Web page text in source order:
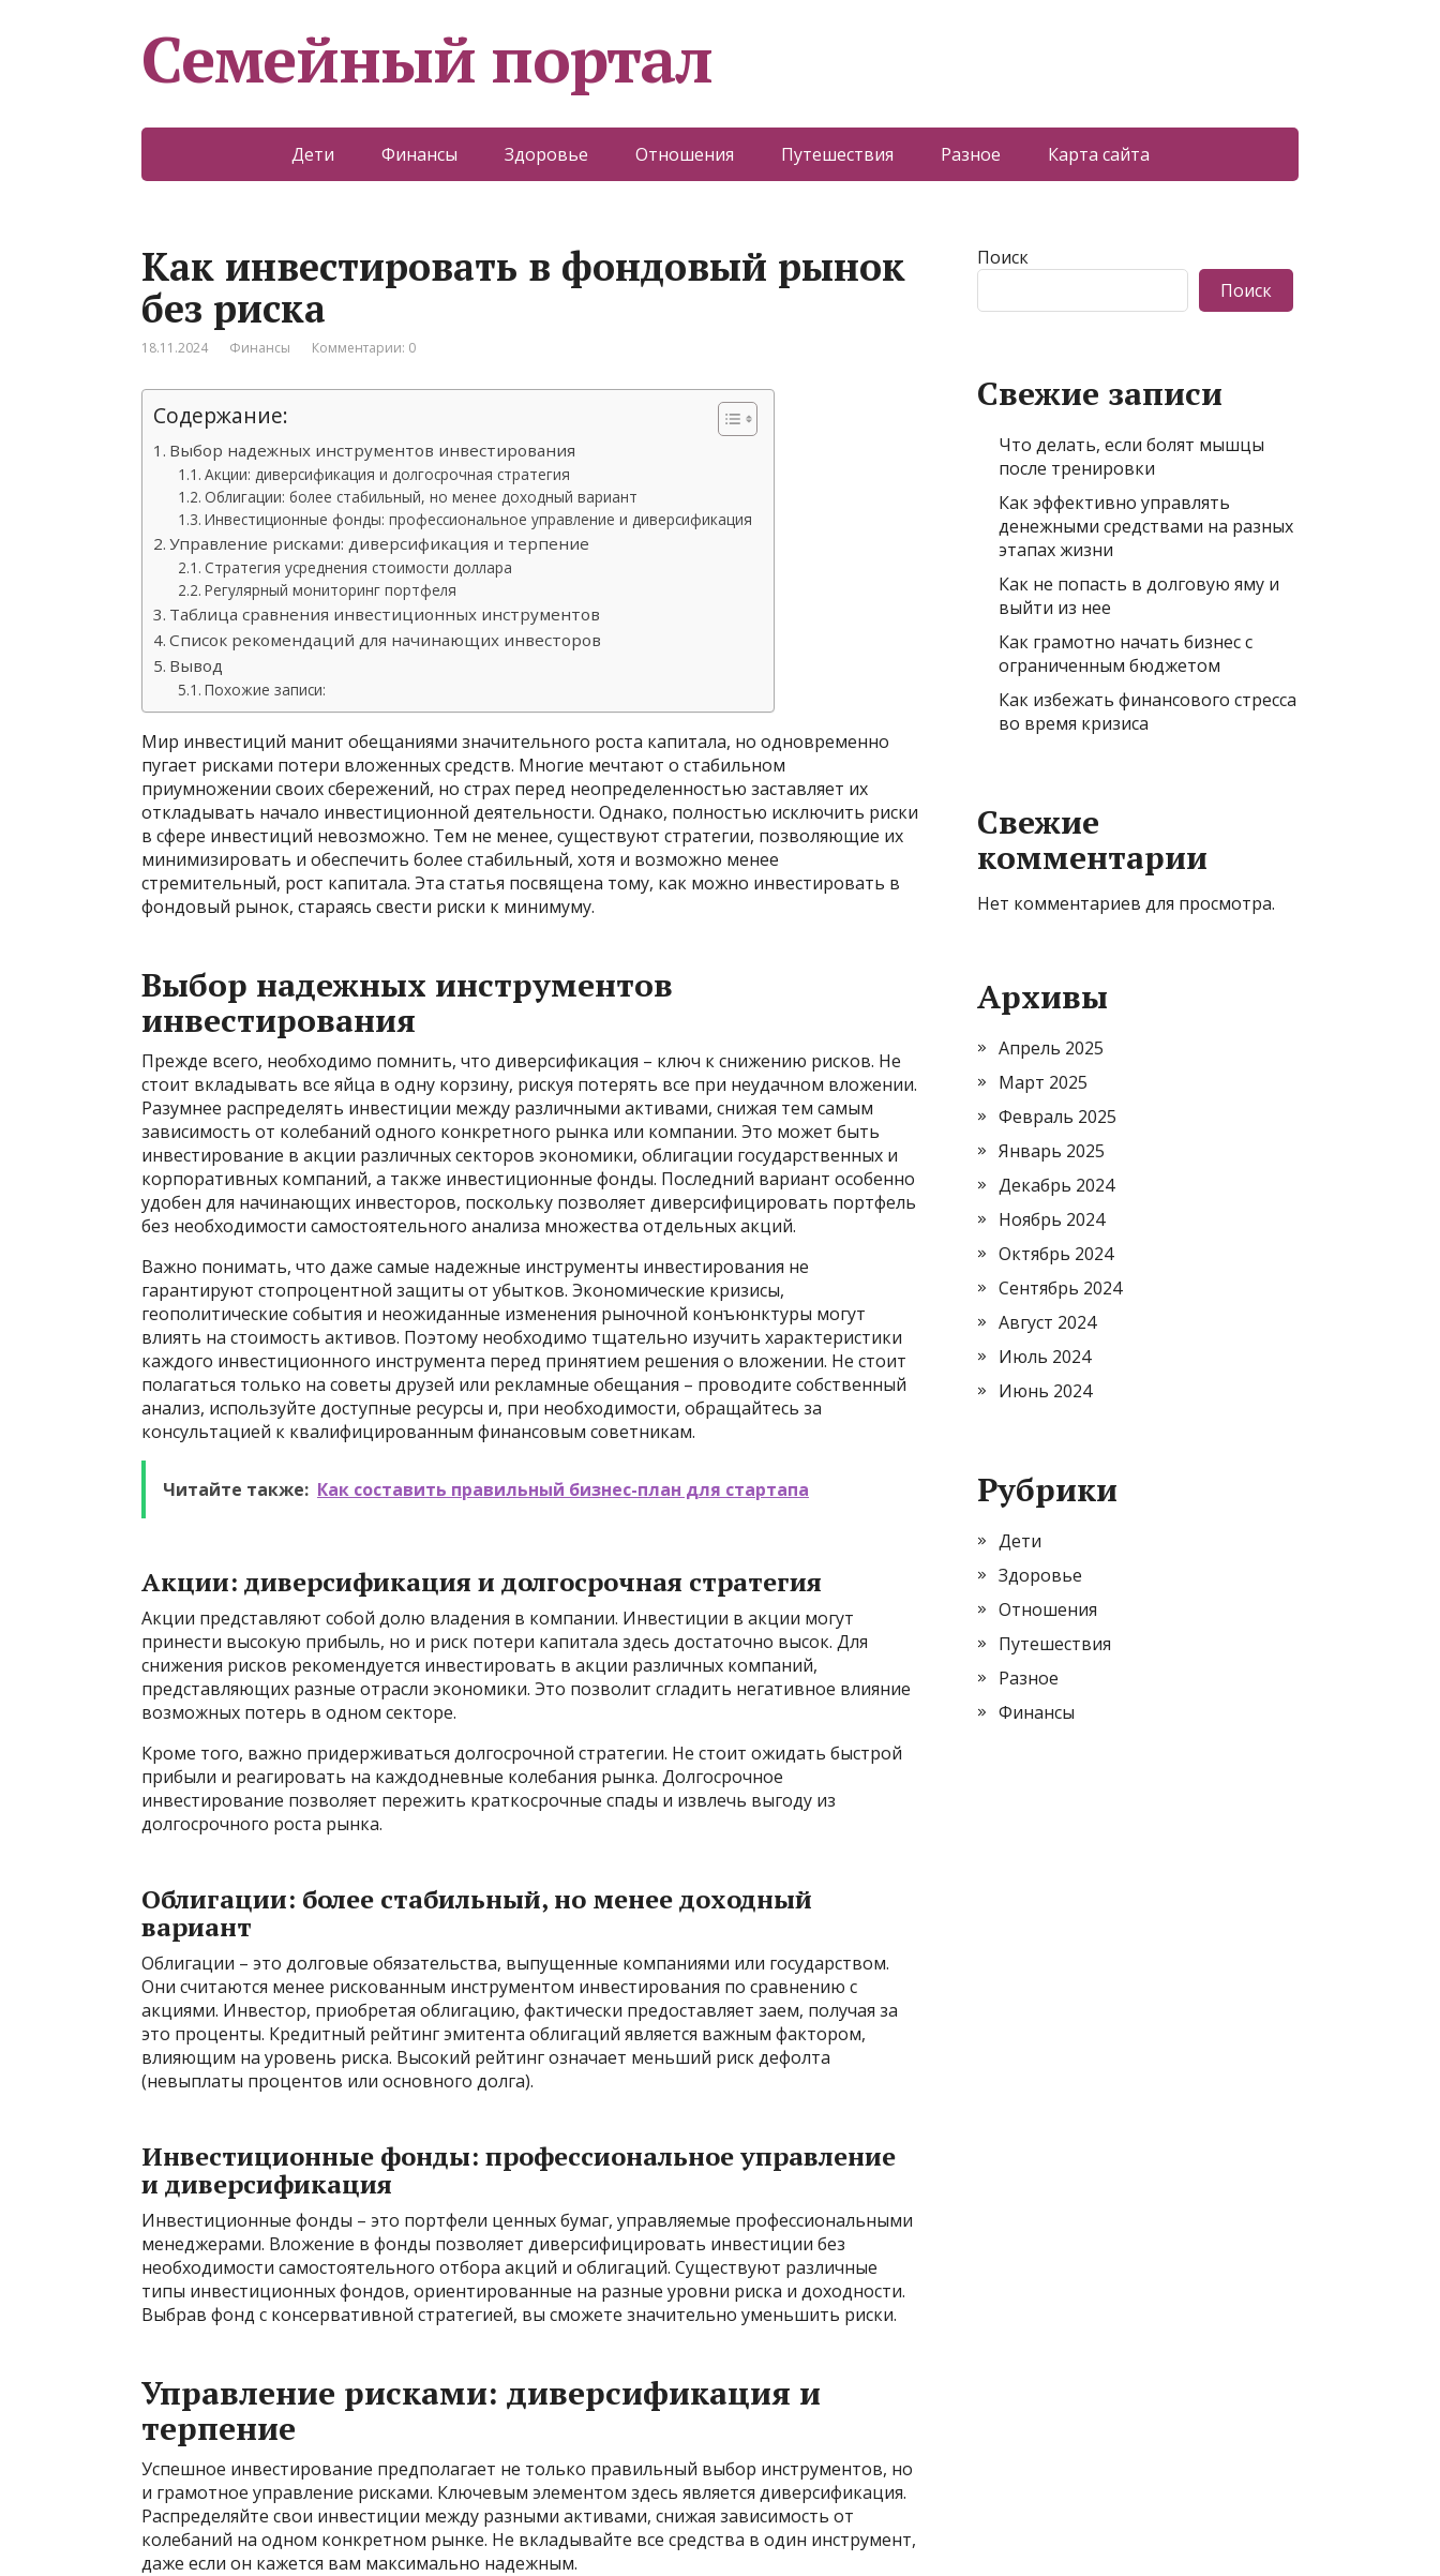
Семейный портал
Дети Финансы Здоровье Отношения Путешествия Разное Карта сайта
Как инвестировать в фондовый рынок
без риска
18.11.2024 Финансы Комментарии: 0
Содержание:
Выбор надежных инструментов инвестирования
Акции: диверсификация и долгосрочная стратегия
Облигации: более стабильный, но менее доходный вариант
Инвестиционные фонды: профессиональное управление и диверсификация
Управление рисками: диверсификация и терпение
Стратегия усреднения стоимости доллара
Регулярный мониторинг портфеля
Таблица сравнения инвестиционных инструментов
Список рекомендаций для начинающих инвесторов
Вывод
Похожие записи:
Мир инвестиций манит обещаниями значительного роста капитала, но одновременно
пугает рисками потери вложенных средств. Многие мечтают о стабильном
приумножении своих сбережений, но страх перед неопределенностью заставляет их
откладывать начало инвестиционной деятельности. Однако, полностью исключить риски
в сфере инвестиций невозможно. Тем не менее, существуют стратегии, позволяющие их
минимизировать и обеспечить более стабильный, хотя и возможно менее
стремительный, рост капитала. Эта статья посвящена тому, как можно инвестировать в
фондовый рынок, стараясь свести риски к минимуму.
Выбор надежных инструментов
инвестирования
Прежде всего, необходимо помнить, что диверсификация – ключ к снижению рисков. Не
стоит вкладывать все яйца в одну корзину, рискуя потерять все при неудачном вложении.
Разумнее распределять инвестиции между различными активами, снижая тем самым
зависимость от колебаний одного конкретного рынка или компании. Это может быть
инвестирование в акции различных секторов экономики, облигации государственных и
корпоративных компаний, а также инвестиционные фонды. Последний вариант особенно
удобен для начинающих инвесторов, поскольку позволяет диверсифицировать портфель
без необходимости самостоятельного анализа множества отдельных акций.
Важно понимать, что даже самые надежные инструменты инвестирования не
гарантируют стопроцентной защиты от убытков. Экономические кризисы,
геополитические события и неожиданные изменения рыночной конъюнктуры могут
влиять на стоимость активов. Поэтому необходимо тщательно изучить характеристики
каждого инвестиционного инструмента перед принятием решения о вложении. Не стоит
полагаться только на советы друзей или рекламные обещания – проводите собственный
анализ, используйте доступные ресурсы и, при необходимости, обращайтесь за
консультацией к квалифицированным финансовым советникам.
Читайте также: Как составить правильный бизнес-план для стартапа
Акции: диверсификация и долгосрочная стратегия
Акции представляют собой долю владения в компании. Инвестиции в акции могут
принести высокую прибыль, но и риск потери капитала здесь достаточно высок. Для
снижения рисков рекомендуется инвестировать в акции различных компаний,
представляющих разные отрасли экономики. Это позволит сгладить негативное влияние
возможных потерь в одном секторе.
Кроме того, важно придерживаться долгосрочной стратегии. Не стоит ожидать быстрой
прибыли и реагировать на каждодневные колебания рынка. Долгосрочное
инвестирование позволяет пережить краткосрочные спады и извлечь выгоду из
долгосрочного роста рынка.
Облигации: более стабильный, но менее доходный
вариант
Облигации – это долговые обязательства, выпущенные компаниями или государством.
Они считаются менее рискованным инструментом инвестирования по сравнению с
акциями. Инвестор, приобретая облигацию, фактически предоставляет заем, получая за
это проценты. Кредитный рейтинг эмитента облигаций является важным фактором,
влияющим на уровень риска. Высокий рейтинг означает меньший риск дефолта
(невыплаты процентов или основного долга).
Инвестиционные фонды: профессиональное управление
и диверсификация
Инвестиционные фонды – это портфели ценных бумаг, управляемые профессиональными
менеджерами. Вложение в фонды позволяет диверсифицировать инвестиции без
необходимости самостоятельного отбора акций и облигаций. Существуют различные
типы инвестиционных фондов, ориентированные на разные уровни риска и доходности.
Выбрав фонд с консервативной стратегией, вы сможете значительно уменьшить риски.
Управление рисками: диверсификация и
терпение
Успешное инвестирование предполагает не только правильный выбор инструментов, но
и грамотное управление рисками. Ключевым элементом здесь является диверсификация.
Распределяйте свои инвестиции между разными активами, снижая зависимость от
колебаний на одном конкретном рынке. Не вкладывайте все средства в один инструмент,
даже если он кажется вам максимально надежным.
Поиск
Поиск
Свежие записи
Что делать, если болят мышцы
после тренировки
Как эффективно управлять
денежными средствами на разных
этапах жизни
Как не попасть в долговую яму и
выйти из нее
Как грамотно начать бизнес с
ограниченным бюджетом
Как избежать финансового стресса
во время кризиса
Свежие
комментарии
Нет комментариев для просмотра.
Архивы
Апрель 2025
Март 2025
Февраль 2025
Январь 2025
Декабрь 2024
Ноябрь 2024
Октябрь 2024
Сентябрь 2024
Август 2024
Июль 2024
Июнь 2024
Рубрики
Дети
Здоровье
Отношения
Путешествия
Разное
Финансы